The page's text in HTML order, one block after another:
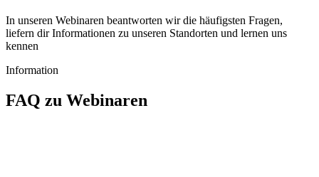
In unseren Webinaren beantworten wir die häufigsten Fragen,
liefern dir Informationen zu unseren Standorten und lernen uns
kennen
Information
FAQ zu Webinaren